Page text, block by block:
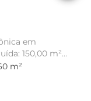
em
m²